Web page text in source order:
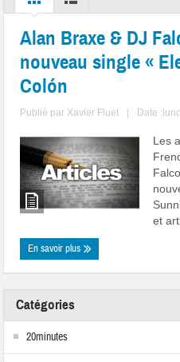
Alan Braxe & DJ
nouveau single «
Colón
Publié par Xavier Fluet Date
Les
et
En savoir plus
Catégories
20minutes